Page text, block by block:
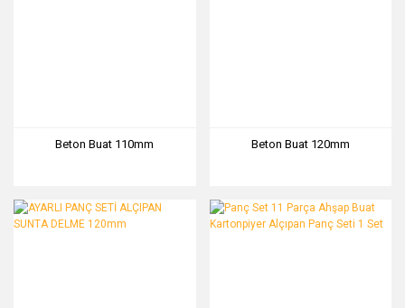
Beton Buat 110mm Beton Buat 120mm